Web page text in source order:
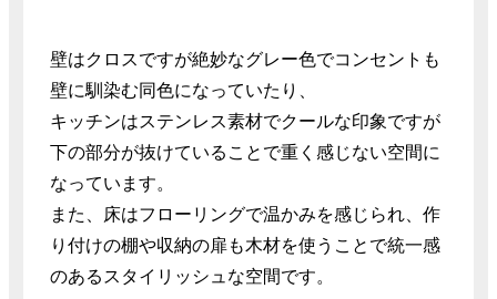
壁はクロスですが絶妙なグレー色でコンセントも
壁に馴染む同色になっていたり、
キッチンはステンレス素材でクールな印象ですが
下の部分が抜けていることで重く感じない空間に
なっています。
また、床はフローリングで温かみを感じられ、作
り付けの棚や収納の扉も木材を使うことで統一感
のあるスタイリッシュな空間です。